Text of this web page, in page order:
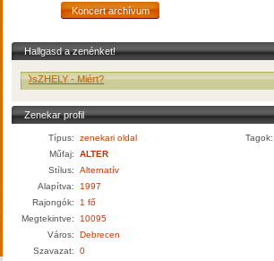
Hallgasd a zenénket!
KÖsZHELY - Miért?
Zenekar profil
Típus:
zenekari oldal
Műfaj:
ALTER
Stílus:
Alternatív
Alapítva:
1997
Rajongók:
1 fő
Megtekintve:
10095
Város:
Debrecen
Szavazat:
0
Tagok: